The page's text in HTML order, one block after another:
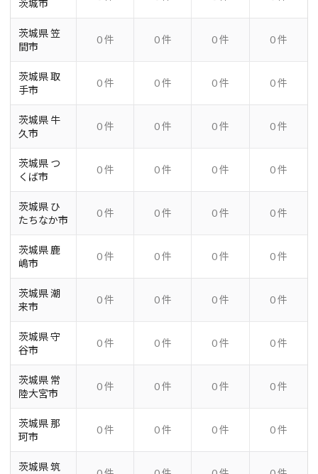
茨城市
茨城県 笠
間市
0 件 0 件 0 件 0 件
茨城県 取
手市
0 件 0 件 0 件 0 件
茨城県 牛
久市
0 件 0 件 0 件 0 件
茨城県 つ
くば市
0 件 0 件 0 件 0 件
茨城県 ひ
たちなか市
0 件 0 件 0 件 0 件
茨城県 鹿
嶋市
0 件 0 件 0 件 0 件
茨城県 潮
来市
0 件 0 件 0 件 0 件
茨城県 守
谷市
0 件 0 件 0 件 0 件
茨城県 常
陸大宮市
0 件 0 件 0 件 0 件
茨城県 那
珂市
0 件 0 件 0 件 0 件
茨城県 筑